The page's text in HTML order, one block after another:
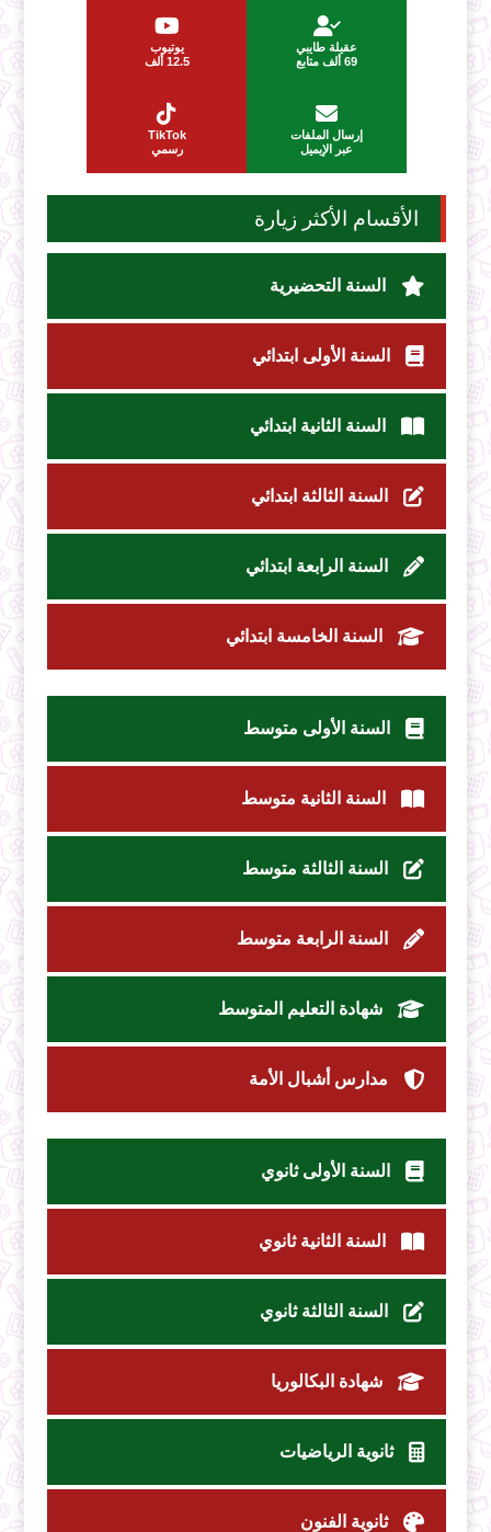
عقيلة طايبي
69 ألف متابع
يوتيوب
12.5 ألف
إرسال الملفات
عبر الإيميل
TikTok
رسمي
الأقسام الأكثر زيارة
السنة التحضيرية
السنة الأولى ابتدائي
السنة الثانية ابتدائي
السنة الثالثة ابتدائي
السنة الرابعة ابتدائي
السنة الخامسة ابتدائي
السنة الأولى متوسط
السنة الثانية متوسط
السنة الثالثة متوسط
السنة الرابعة متوسط
شهادة التعليم المتوسط
مدارس أشبال الأمة
السنة الأولى ثانوي
السنة الثانية ثانوي
السنة الثالثة ثانوي
شهادة البكالوريا
ثانوية الرياضيات
ثانوية الفنون